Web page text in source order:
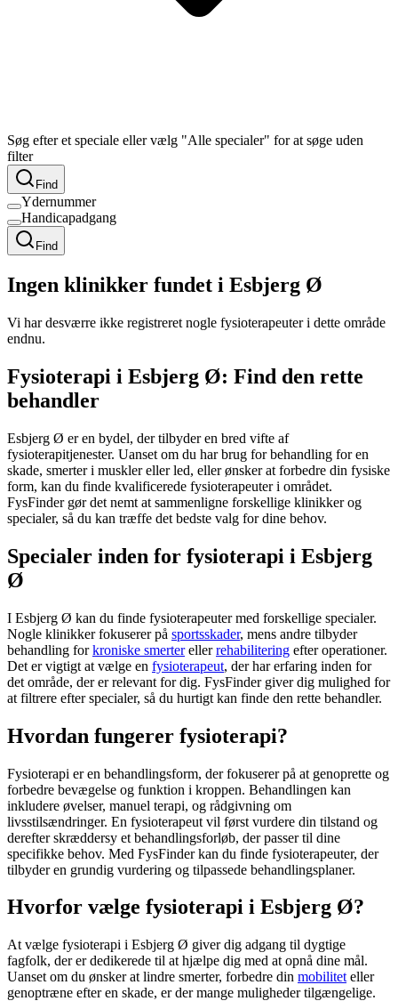
Søg efter et speciale eller vælg "Alle specialer" for at søge uden
filter
Find
Ydernummer
Handicapadgang
Find
Ingen klinikker fundet i Esbjerg Ø
Vi har desværre ikke registreret nogle fysioterapeuter i dette område
endnu.
Fysioterapi i Esbjerg Ø: Find den rette
behandler
Esbjerg Ø er en bydel, der tilbyder en bred vifte af
fysioterapitjenester. Uanset om du har brug for behandling for en
skade, smerter i muskler eller led, eller ønsker at forbedre din fysiske
form, kan du finde kvalificerede fysioterapeuter i området.
FysFinder gør det nemt at sammenligne forskellige klinikker og
specialer, så du kan træffe det bedste valg for dine behov.
Specialer inden for fysioterapi i Esbjerg
Ø
I Esbjerg Ø kan du finde fysioterapeuter med forskellige specialer.
Nogle klinikker fokuserer på sportsskader, mens andre tilbyder
behandling forkroniske smerterellerrehabilitering efter operationer.
Det er vigtigt at vælge en fysioterapeut, der har erfaring inden for
det område, der er relevant for dig. FysFinder giver dig mulighed for
at filtrere efter specialer, så du hurtigt kan finde den rette behandler.
Hvordan fungerer fysioterapi?
Fysioterapi er en behandlingsform, der fokuserer på at genoprette og
forbedre bevægelse og funktion i kroppen. Behandlingen kan
inkludere øvelser, manuel terapi, og rådgivning om
livsstilsændringer. En fysioterapeut vil først vurdere din tilstand og
derefter skræddersy et behandlingsforløb, der passer til dine
specifikke behov. Med FysFinder kan du finde fysioterapeuter, der
tilbyder en grundig vurdering og tilpassede behandlingsplaner.
Hvorfor vælge fysioterapi i Esbjerg Ø?
At vælge fysioterapi i Esbjerg Ø giver dig adgang til dygtige
fagfolk, der er dedikerede til at hjælpe dig med at opnå dine mål.
Uanset om du ønsker at lindre smerter, forbedre din mobilitet eller
genoptræne efter en skade, er der mange muligheder tilgængelige.